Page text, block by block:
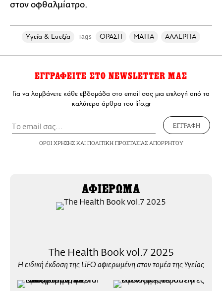
στον οφθαλμίατρο.
Υγεία & Ευεξία Tags ΟΡΑΣΗ ΜΑΤΙΑ ΑΛΛΕΡΓΙΑ
ΕΓΓΡΑΦΕΙΤΕ ΣΤΟ NEWSLETTER ΜΑΣ
Για να λαμβάνετε κάθε εβδομάδα στο email σας μια επιλογή από τα
καλύτερα άρθρα του lifo.gr
ΕΓΓΡΑΦΗ
ΟΡΟΙ ΧΡΗΣΗΣΚΑΙ ΠΟΛΙΤΙΚΗ ΠΡΟΣΤΑΣΙΑΣ ΑΠΟΡΡΗΤΟΥ
ΑΦΙΕΡΩΜΑ
The Health Book vol.7 2025
Η ειδική έκδοση της LiFO αφιερωμένη στον τομέα της Υγείας